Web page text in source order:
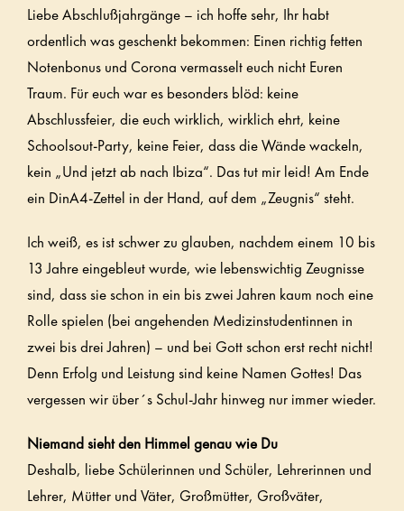
Liebe Abschlußjahrgänge – ich hoffe sehr, Ihr habt
ordentlich was geschenkt bekommen: Einen richtig fetten
Notenbonus und Corona vermasselt euch nicht Euren
Traum. Für euch war es besonders blöd: keine
Abschlussfeier, die euch wirklich, wirklich ehrt, keine
Schoolsout-Party, keine Feier, dass die Wände wackeln,
kein „Und jetzt ab nach Ibiza“. Das tut mir leid! Am Ende
ein DinA4-Zettel in der Hand, auf dem „Zeugnis“ steht.
Ich weiß, es ist schwer zu glauben, nachdem einem 10 bis
13 Jahre eingebleut wurde, wie lebenswichtig Zeugnisse
sind, dass sie schon in ein bis zwei Jahren kaum noch eine
Rolle spielen (bei angehenden Medizinstudentinnen in
zwei bis drei Jahren) – und bei Gott schon erst recht nicht!
Denn Erfolg und Leistung sind keine Namen Gottes! Das
vergessen wir über´s Schul-Jahr hinweg nur immer wieder.
Niemand sieht den Himmel genau wie Du
Deshalb, liebe Schülerinnen und Schüler, Lehrerinnen und
Lehrer, Mütter und Väter, Großmütter, Großväter,